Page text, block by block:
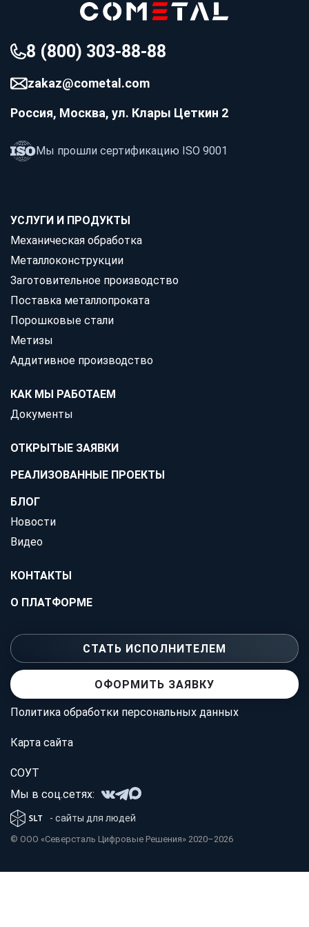
8 (800) 303-88-88
zakaz@cometal.com
Россия, Москва, ул. Клары Цеткин 2
Мы прошли сертификацию ISO 9001
УСЛУГИ И ПРОДУКТЫ
Механическая обработка
Металлоконструкции
Заготовительное производство
Поставка металлопроката
Порошковые стали
Метизы
Аддитивное производство
КАК МЫ РАБОТАЕМ
Документы
ОТКРЫТЫЕ ЗАЯВКИ
РЕАЛИЗОВАННЫЕ ПРОЕКТЫ
БЛОГ
Новости
Видео
КОНТАКТЫ
О ПЛАТФОРМЕ
СТАТЬ ИСПОЛНИТЕЛЕМ
ОФОРМИТЬ ЗАЯВКУ
Политика обработки персональных данных
Карта сайта
СОУТ
Мы в соц.сетях:
- сайты для людей
© OOO «Северсталь Цифровые Решения» 2020–2026